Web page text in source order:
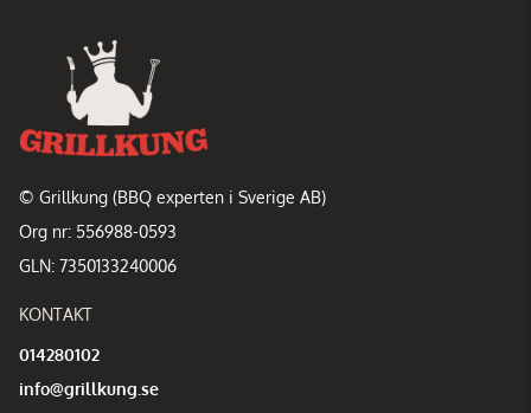
© Grillkung (BBQ experten i Sverige AB)
Org nr: 556988-0593
GLN: 7350133240006
KONTAKT
014280102
info@grillkung.se